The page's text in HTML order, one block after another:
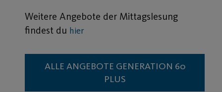
Weitere Angebote der Mittagslesung
findest du hier
ALLE ANGEBOTE GENERATION 60
PLUS